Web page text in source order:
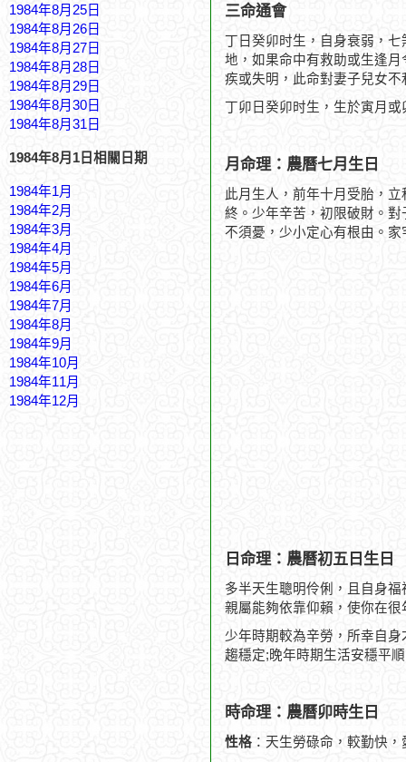
1984年8月25日
1984年8月26日
1984年8月27日
1984年8月28日
1984年8月29日
1984年8月30日
1984年8月31日
1984年8月1日相關日期
1984年1月
1984年2月
1984年3月
1984年4月
1984年5月
1984年6月
1984年7月
1984年8月
1984年9月
1984年10月
1984年11月
1984年12月
三命通會
丁日癸卯时生，自身衰弱，
地，如果命中有救助或生逢
疾或失明，此命對妻子兒女不
丁卯日癸卯时生，生於寅月
月命理：農曆七月生日
此月生人，前年十月受胎，
終。少年辛苦，初限破財。
不須憂，少小定心有根由。
日命理：農曆初五日生日
多半天生聰明伶俐，且自身
親屬能夠依靠仰賴，使你在
少年時期較為辛勞，所幸自
趨穩定;晚年時期生活安穩平
時命理：農曆卯時生日
性格 ：天生勞碌命，較勤快